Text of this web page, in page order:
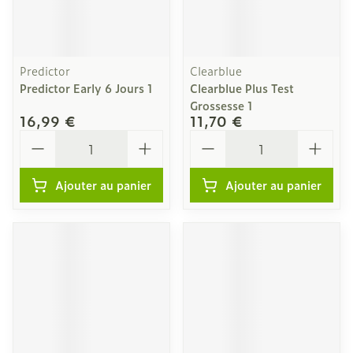
Predictor
Predictor Early 6 Jours 1
16,99 €
Ajouter au panier
Clearblue
Clearblue Plus Test
Grossesse 1
11,70 €
Ajouter au panier